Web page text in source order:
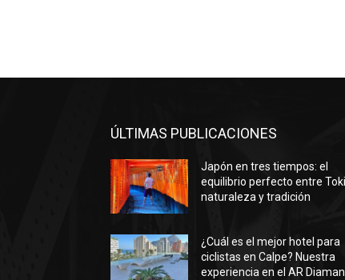
ÚLTIMAS PUBLICACIONES
Japón en tres tiempos: el
equilibrio perfecto entre
naturaleza y tradición
¿Cuál es el mejor hotel para
ciclistas en Calpe? Nuestra
experiencia en el AR